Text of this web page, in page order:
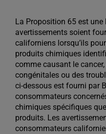
La Proposition 65 est une
avertissements soient
californiens lorsqu’ils
produits chimiques
comme causant le
congénitales ou des
ci-dessous est fourni par
consommateurs
chimiques spécifiques
produits. Les
consommateurs